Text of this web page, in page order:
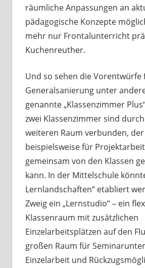
räumliche Anpassungen an
pädagogische Konzepte
mehr nur Frontalunterricht
Kuchenreuther.
Und so sehen die Vorentwürfe
Generalsanierung unter
genannte „Klassenzimmer
zwei Klassenzimmer sind
weiteren Raum verbunden,
beispielsweise für
gemeinsam von den Klassen
kann. In der Mittelschule
Lernlandschaften“ etabliert
Zweig ein „Lernstudio“ – ein
Klassenraum mit zusätzlichen
Einzelarbeitsplätzen auf den
großen Raum für
Einzelarbeit und